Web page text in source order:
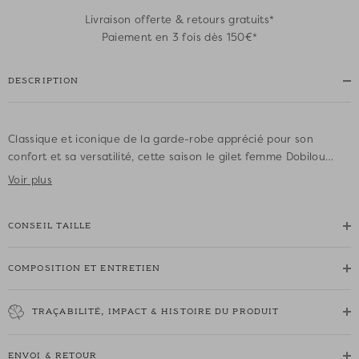
Livraison offerte & retours gratuits*
Paiement en 3 fois dès 150€*
DESCRIPTION
Classique et iconique de la garde-robe apprécié pour son
confort et sa versatilité, cette saison le gilet femme Dobilou
opte pour un look preppy chic avec ses poches plaquées et sa
maille douce et aérienne.
• Gilet manches longues en Kid Mohair et laine
• Emmanchures légèrement décalées
• Patte de boutonnage ornée de boutons pailletés ton sur ton et
Voir plus
CONSEIL TAILLE
COMPOSITION ET ENTRETIEN
TRAÇABILITÉ, IMPACT & HISTOIRE DU PRODUIT
ENVOI & RETOUR